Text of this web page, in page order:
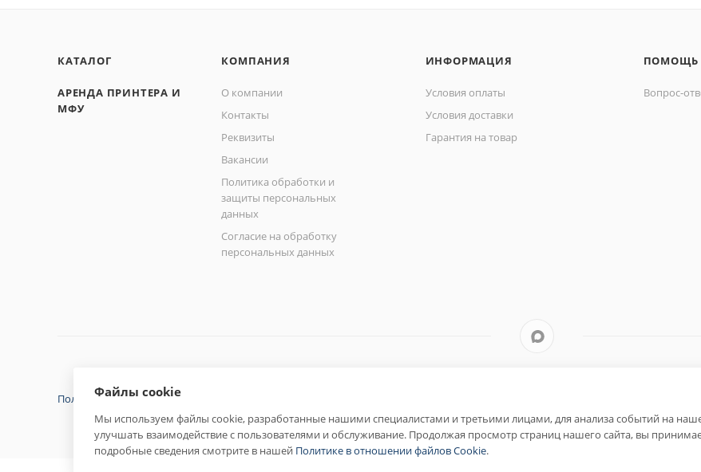
КАТАЛОГ
АРЕНДА ПРИНТЕРА И
МФУ
КОМПАНИЯ
О компании
Контакты
Реквизиты
Вакансии
Политика обработки и
защиты персональных
данных
Согласие на обработку
персональных данных
ИНФОРМАЦИЯ
Условия оплаты
Условия доставки
Гарантия на товар
ПОМОЩЬ
Вопрос-
Политика конфиденциальности
Файлы cookie
Мы используем файлы cookie, разработанные нашими специалистами и третьими лицами, для анализа событий на
улучшать взаимодействие с пользователями и обслуживание. Продолжая просмотр страниц нашего сайта, вы
подробные сведения смотрите в нашей Политике в отношении файлов Cookie.